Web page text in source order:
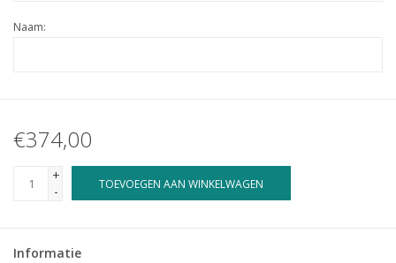
Naam:
€374,00
+
-
TOEVOEGEN AAN WINKELWAGEN
Informatie